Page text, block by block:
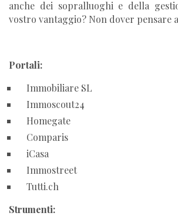
anche dei sopralluoghi e della
vostro vantaggio? Non dover pensare
Portali:
Immobiliare SL
Immoscout24
Homegate
Comparis
iCasa
Immostreet
Tutti.ch
Strumenti: